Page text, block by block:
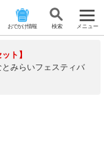
おでかけ情報 検 索 メニュー
ト】
みらいフェスティバ